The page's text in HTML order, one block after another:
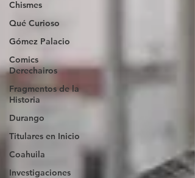
Chismes
Qué Curioso
Gómez Palacio
Comics
Derechairos
Fragmentos de la
Historia
Durango
Titulares en Inicio
Coahuila
Investigaciones